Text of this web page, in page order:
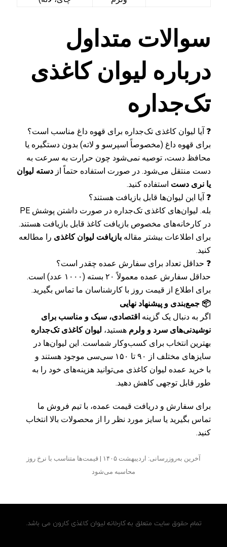
سوالات متداول
درباره لیوان کاغذی
تک‌جداره
❓ آیا لیوان کاغذی تک‌جداره برای قهوه داغ مناسب است؟
برای قهوه داغ (مخصوصاً اسپرسو و لاته) بدون دستگیره یا
محافظ دست، توصیه نمی‌شود چون حرارت به سرعت به
دست منتقل می‌شود. در صورت استفاده حتماً ازدسته لیوان
یا نری دست استفاده کنید.
❓ آیا این لیوان‌ها قابل بازیافت هستند؟
بله. لیوان‌های کاغذی تک‌جداره در صورت داشتن پوشش PE
در کارخانه‌های مخصوص بازیافت کاغذ قابل بازیافت هستند.
برای اطلاعات بیشتر مقالهبازیافت لیوان کاغذی را مطالعه
کنید.
❓ حداقل تعداد برای سفارش عمده چقدر است؟
حداقل سفارش عمده معمولاً ۲۰ بسته (۱۰۰۰ عدد) است.
برای اطلاع از قیمت روز با کارشناسان ما تماس بگیرید.
📦 جمع‌بندی و پیشنهاد نهایی
اگر به دنبال یک گزینهاقتصادی، سبک و مناسب برای
نوشیدنی‌های سرد و ولرم هستید، لیوان کاغذی تک‌جداره
بهترین انتخاب برای کسب‌وکار شماست. این لیوان‌ها در
سایزهای مختلف از ۹۰ تا ۱۵۰ سی‌سی موجود هستند و
با خرید عمده لیوان کاغذی می‌توانید هزینه‌های خود را به
طور قابل توجهی کاهش دهید.
برای سفارش و دریافت قیمت عمده، با تیم فروش ما
تماس بگیرید یا سایز مورد نظر را از محصولات بالا انتخاب
کنید.
آخرین به‌روزرسانی: اردیبهشت ۱۴۰۵ | قیمت‌ها متناسب با نرخ روز
محاسبه می‌شود
تمام حقوق سایت متعلق به کارخانه لیوان کاغذی کارون می باشد.